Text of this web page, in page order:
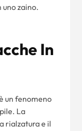
zaino.
In
un fenomeno
La
rialzatura e il